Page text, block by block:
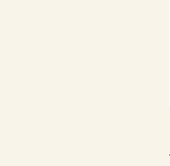
Recettes disponibles: